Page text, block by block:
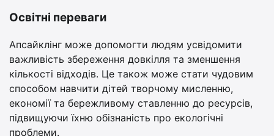
Освітні переваги
Апсайклінг може допомогти людям усвідомити
важливість збереження довкілля та зменшення
кількості відходів. Це також може стати чудовим
способом навчити дітей творчому мисленню,
економії та бережливому ставленню до ресурсів,
підвищуючи їхню обізнаність про екологічні
проблеми.